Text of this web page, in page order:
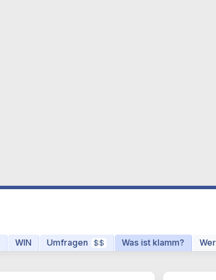
WIN Umfragen $$ Was ist klamm?